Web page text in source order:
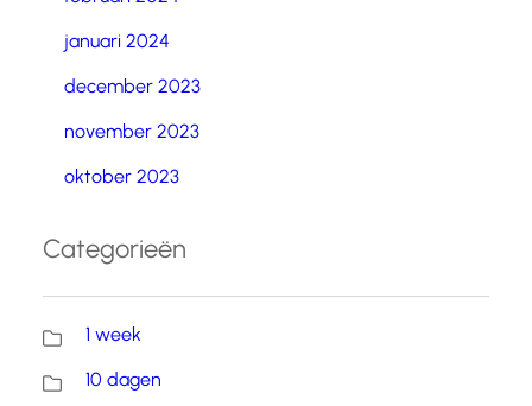
januari 2024
december 2023
november 2023
oktober 2023
Categorieën
1 week
10 dagen